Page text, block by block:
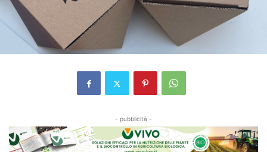
- pubblicità -